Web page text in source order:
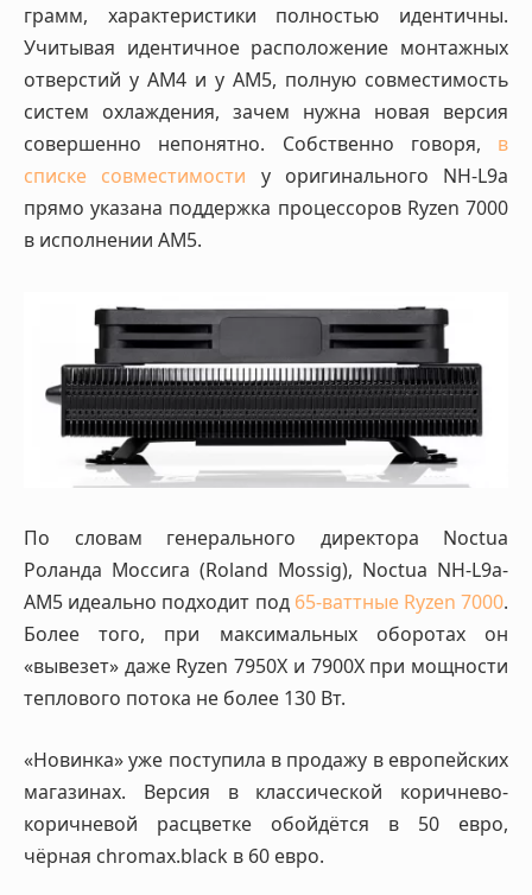
грамм, характеристики полностью идентичны.
Учитывая идентичное расположение монтажных
отверстий у AM4 и у AM5, полную совместимость
систем охлаждения, зачем нужна новая версия
совершенно непонятно. Собственно говоря, в
списке совместимости у оригинального NH-L9a
прямо указана поддержка процессоров Ryzen 7000
в исполнении AM5.
По словам генерального директора Noctua
Роланда Моссига (Roland Mossig), Noctua NH-L9a-
AM5 идеально подходит под 65-ваттные Ryzen 7000.
Более того, при максимальных оборотах он
«вывезет» даже Ryzen 7950X и 7900X при мощности
теплового потока не более 130 Вт.
«Новинка» уже поступила в продажу в европейских
магазинах. Версия в классической коричнево-
коричневой расцветке обойдётся в 50 евро,
чёрная chromax.black в 60 евро.